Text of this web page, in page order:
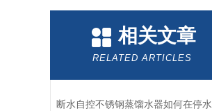
相关文章
RELATED ARTICLES